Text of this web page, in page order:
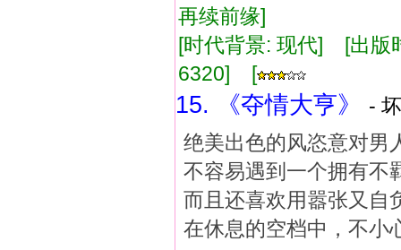
再续前缘]
[时代背景: 现代] [出
6320] [
15. 《夺情大亨》
-
绝美出色的风恣意对男
不容易遇到一个拥有不
而且还喜欢用嚣张又
在休息的空档中，不小